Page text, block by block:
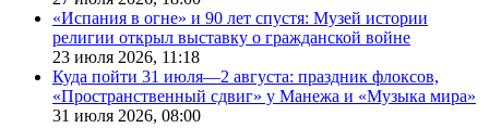
«Испания в огне» и 90 лет спустя: Музей истории
религии открыл выставку о гражданской войне
23 июля 2026, 11:18
Куда пойти 31 июля—2 августа: праздник флоксов,
«Пространственный сдвиг» у Манежа и «Музыка мира»
31 июля 2026, 08:00